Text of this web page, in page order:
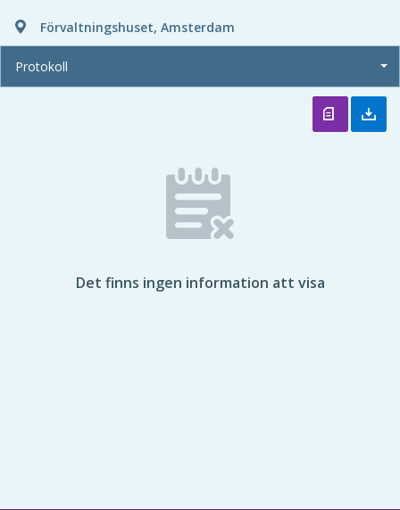
Förvaltningshuset, Amsterdam
Protokoll
Det finns ingen information att visa